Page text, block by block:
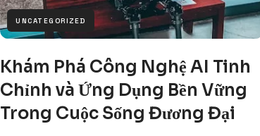
UNCATEGORIZED
Khám Phá Công Nghệ AI Tinh
Chỉnh và Ứng Dụng Bền Vững
Trong Cuộc Sống Đương Đại